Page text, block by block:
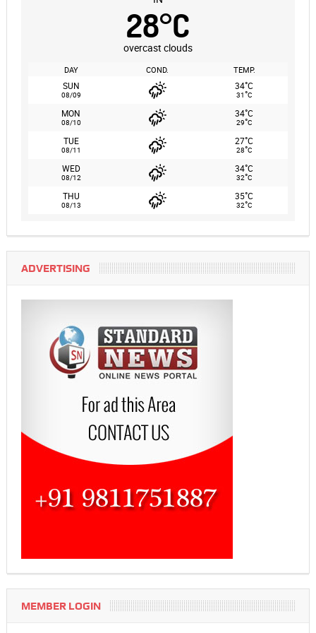
28°C
overcast clouds
DAY COND. TEMP.
SUN
08/09
34°C
31°C
MON
08/10
34°C
29°C
TUE
08/11
27°C
28°C
WED
08/12
34°C
32°C
THU
08/13
35°C
32°C
ADVERTISING
MEMBER LOGIN